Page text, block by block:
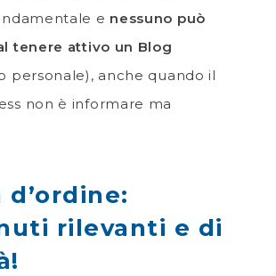
e nessuno può
tenere attivo un Blog
personale), anche quando il
non è informare ma
d’ordine:
rilevanti e di